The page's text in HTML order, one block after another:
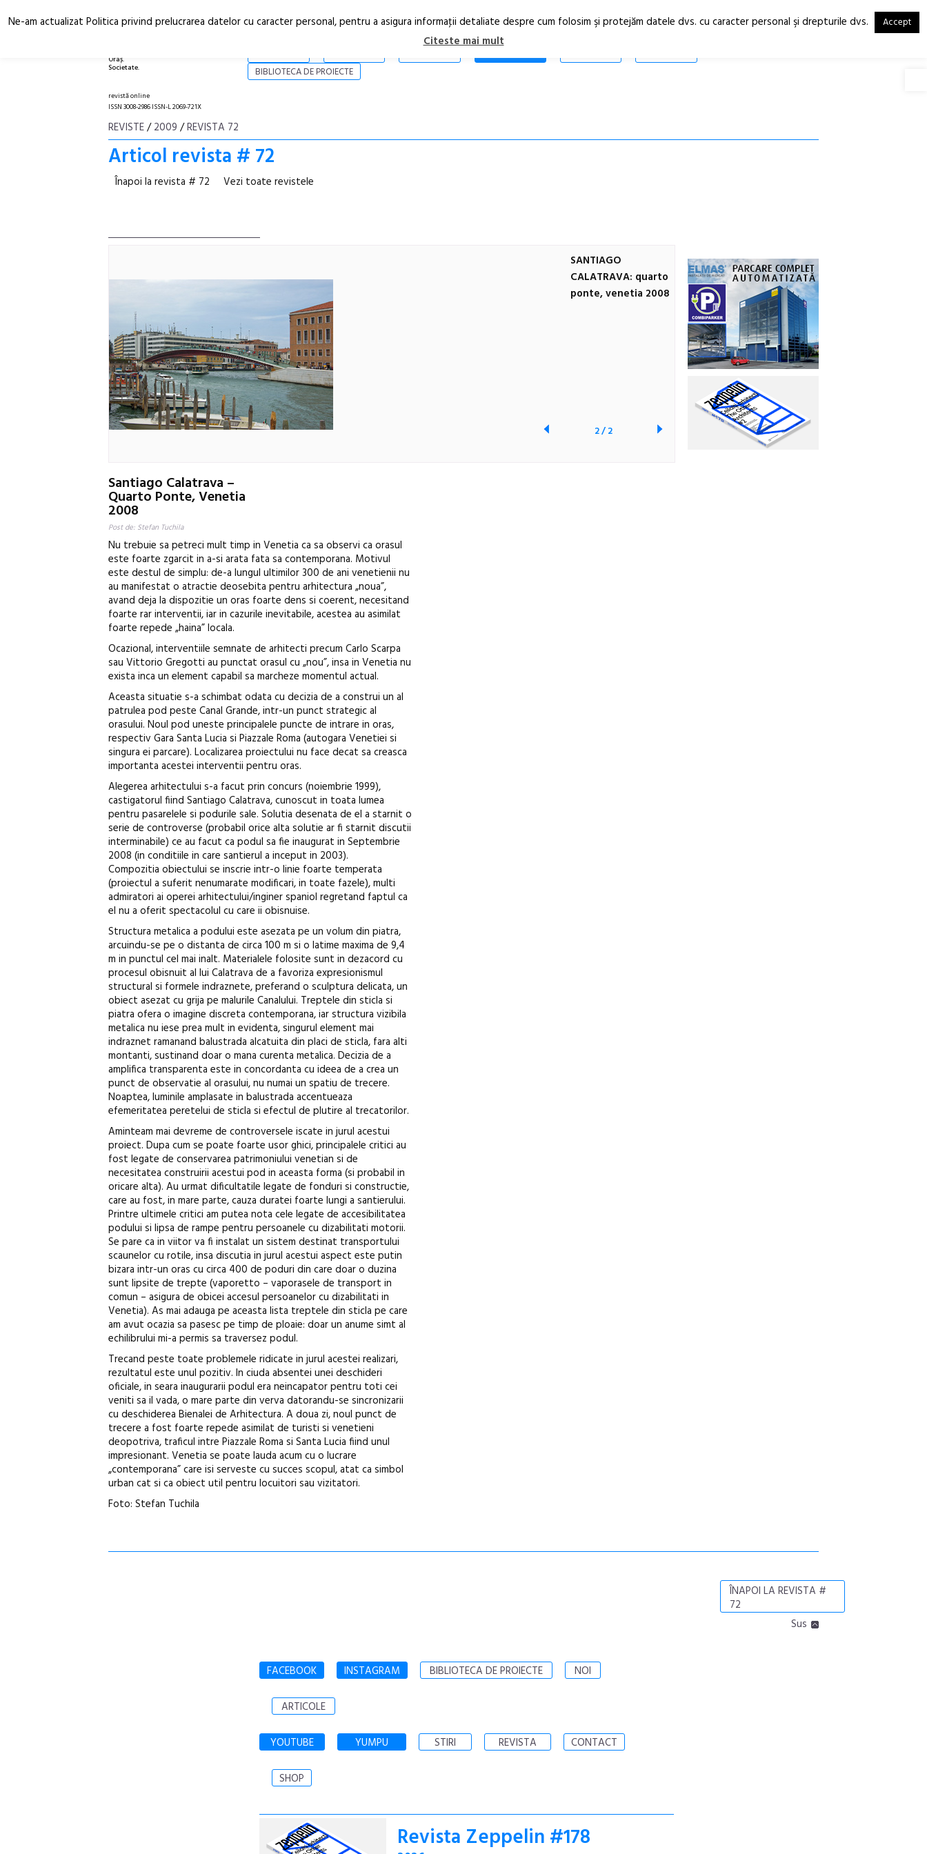
Oraș.
Societate.
RO
EN
REVISTA PRINT
BIBLIOTECA DE PROIECTE
revistă online
ISSN 3008-2986 ISSN-L 2069-721X
REVISTE/2009 /REVISTA 72
Articol revista # 72
Înapoi la revista # 72 Vezi toate revistele
SANTIAGO
CALATRAVA: quarto
ponte, venetia 2008
2/2
Santiago Calatrava –
Quarto Ponte, Venetia
2008
Post de: Stefan Tuchila
Nu trebuie sa petreci mult timp in Venetia ca sa observi ca orasul
este foarte zgarcit in a-si arata fata sa contemporana. Motivul
este destul de simplu: de-a lungul ultimilor 300 de ani venetienii nu
au manifestat o atractie deosebita pentru arhitectura „noua”,
avand deja la dispozitie un oras foarte dens si coerent, necesitand
foarte rar interventii, iar in cazurile inevitabile, acestea au asimilat
foarte repede „haina” locala.
Ocazional, interventiile semnate de arhitecti precum Carlo Scarpa
sau Vittorio Gregotti au punctat orasul cu „nou”, insa in Venetia nu
exista inca un element capabil sa marcheze momentul actual.
Aceasta situatie s-a schimbat odata cu decizia de a construi un al
patrulea pod peste Canal Grande, intr-un punct strategic al
orasului. Noul pod uneste principalele puncte de intrare in oras,
respectiv Gara Santa Lucia si Piazzale Roma (autogara Venetiei si
singura ei parcare). Localizarea proiectului nu face decat sa creasca
importanta acestei interventii pentru oras.
Alegerea arhitectului s-a facut prin concurs (noiembrie 1999),
castigatorul fiind Santiago Calatrava, cunoscut in toata lumea
pentru pasarelele si podurile sale. Solutia desenata de el a starnit o
serie de controverse (probabil orice alta solutie ar fi starnit discutii
interminabile) ce au facut ca podul sa fie inaugurat in Septembrie
2008 (in conditiile in care santierul a inceput in 2003).
Compozitia obiectului se inscrie intr-o linie foarte temperata
(proiectul a suferit nenumarate modificari, in toate fazele), multi
admiratori ai operei arhitectului/inginer spaniol regretand faptul ca
el nu a oferit spectacolul cu care ii obisnuise.
Structura metalica a podului este asezata pe un volum din piatra,
arcuindu-se pe o distanta de circa 100 m si o latime maxima de 9,4
m in punctul cel mai inalt. Materialele folosite sunt in dezacord cu
procesul obisnuit al lui Calatrava de a favoriza expresionismul
structural si formele indraznete, preferand o sculptura delicata, un
obiect asezat cu grija pe malurile Canalului. Treptele din sticla si
piatra ofera o imagine discreta contemporana, iar structura vizibila
metalica nu iese prea mult in evidenta, singurul element mai
indraznet ramanand balustrada alcatuita din placi de sticla, fara alti
montanti, sustinand doar o mana curenta metalica. Decizia de a
amplifica transparenta este in concordanta cu ideea de a crea un
punct de observatie al orasului, nu numai un spatiu de trecere.
Noaptea, luminile amplasate in balustrada accentueaza
efemeritatea peretelui de sticla si efectul de plutire al trecatorilor.
Aminteam mai devreme de controversele iscate in jurul acestui
proiect. Dupa cum se poate foarte usor ghici, principalele critici au
fost legate de conservarea patrimoniului venetian si de
necesitatea construirii acestui pod in aceasta forma (si probabil in
oricare alta). Au urmat dificultatile legate de fonduri si constructie,
care au fost, in mare parte, cauza duratei foarte lungi a santierului.
Printre ultimele critici am putea nota cele legate de accesibilitatea
podului si lipsa de rampe pentru persoanele cu dizabilitati motorii.
Se pare ca in viitor va fi instalat un sistem destinat transportului
scaunelor cu rotile, insa discutia in jurul acestui aspect este putin
bizara intr-un oras cu circa 400 de poduri din care doar o duzina
sunt lipsite de trepte (vaporetto – vaporasele de transport in
comun – asigura de obicei accesul persoanelor cu dizabilitati in
Venetia). As mai adauga pe aceasta lista treptele din sticla pe care
am avut ocazia sa pasesc pe timp de ploaie: doar un anume simt al
echilibrului mi-a permis sa traversez podul.
Trecand peste toate problemele ridicate in jurul acestei realizari,
rezultatul este unul pozitiv. In ciuda absentei unei deschideri
oficiale, in seara inaugurarii podul era neincapator pentru toti cei
veniti sa il vada, o mare parte din verva datorandu-se sincronizarii
cu deschiderea Bienalei de Arhitectura. A doua zi, noul punct de
trecere a fost foarte repede asimilat de turisti si venetieni
deopotriva, traficul intre Piazzale Roma si Santa Lucia fiind unul
impresionant. Venetia se poate lauda acum cu o lucrare
„contemporana” care isi serveste cu succes scopul, atat ca simbol
urban cat si ca obiect util pentru locuitori sau vizitatori.
Foto: Stefan Tuchila
ÎNAPOI LA REVISTA #
72
Sus
FACEBOOK INSTAGRAM BIBLIOTECA DE PROIECTE NOI
ARTICOLE
YOUTUBE YUMPU STIRI REVISTA CONTACT
SHOP
Revista Zeppelin #178
Ne-am actualizat Politica privind prelucrarea datelor cu caracter personal, pentru a asigura informaţii detaliate despre cum folosim şi protejăm datele dvs. cu caracter personal şi drepturile dvs. Accept
Citeste mai mult